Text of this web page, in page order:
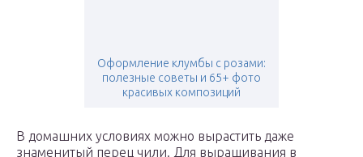
Оформление клумбы с розами:
полезные советы и 65+ фото
красивых композиций
В домашних условиях можно вырастить даже
знаменитый перец чили. Для выращивания в